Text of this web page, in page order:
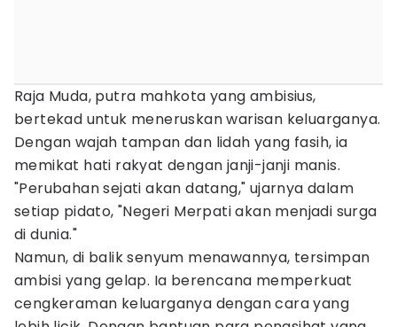
Raja Muda, putra mahkota yang ambisius,
bertekad untuk meneruskan warisan keluarganya.
Dengan wajah tampan dan lidah yang fasih, ia
memikat hati rakyat dengan janji-janji manis.
"Perubahan sejati akan datang," ujarnya dalam
setiap pidato, "Negeri Merpati akan menjadi surga
di dunia."
Namun, di balik senyum menawannya, tersimpan
ambisi yang gelap. Ia berencana memperkuat
cengkeraman keluarganya dengan cara yang